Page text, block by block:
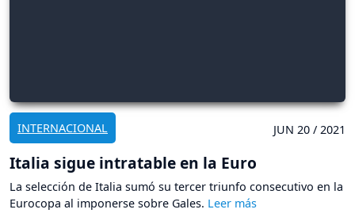
INTERNACIONAL JUN 20 / 2021
Italia sigue intratable en la Euro
La selección de Italia sumó su tercer triunfo consecutivo en la
Eurocopa al imponerse sobre Gales.